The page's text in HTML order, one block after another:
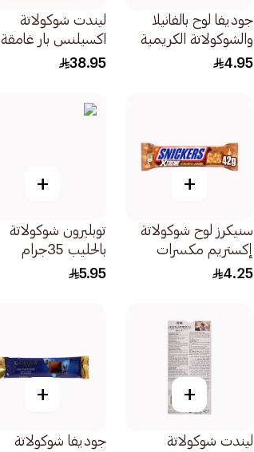
جوديفا لوح بالفانيلا
والشوكولاتة الكريمية
35جرام
4.95
ليندت شوكولاتة
اكسيلنس بار غامقة
85% 100جرام
38.95
+
سنيكرز لوح شوكولاتة
إكستريم مكسرات
وكراميل 42جرام
4.25
+
توبليرون شوكولاتة
بالحليب 35جرام
5.95
+
ليندت شوكولاتة
+
جوديفا شوكولاتة